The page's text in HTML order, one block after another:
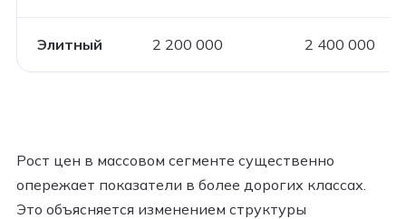
Элитный 2 200 000 2 400 000
Рост цен в массовом сегменте существенно
опережает показатели в более дорогих классах.
Это объясняется изменением структуры